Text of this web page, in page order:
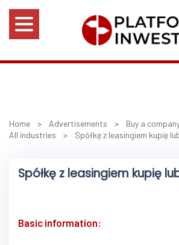
Home > Advertisements > Buy a
All industries > Spółkę z leasingiem kupię
Spółkę z leasingiem kupię
Basic information: